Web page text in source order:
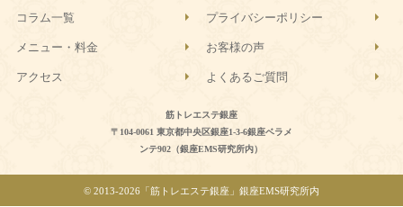
筋トレエステ銀座
〒104-0061 東京都中央区銀座1-3-6銀座ベラメ
ンテ902（銀座EMS研究所内）
コラム一覧 プライバシーポリシー
メニュー・料金 お客様の声
アクセス よくあるご質問
© 2013-2026「筋トレエステ銀座」銀座EMS研究所内